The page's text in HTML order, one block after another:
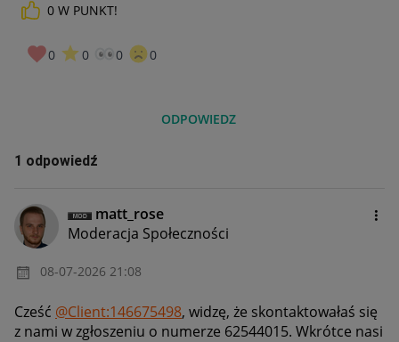
0 W PUNKT!
0 0 0 0
ODPOWIEDZ
1 odpowiedź
matt_rose
Moderacja Społeczności
‎08-07-2026 21:08
Cześć @Client:146675498, widzę, że skontaktowałaś się
z nami w zgłoszeniu o numerze 62544015. Wkrótce nasi